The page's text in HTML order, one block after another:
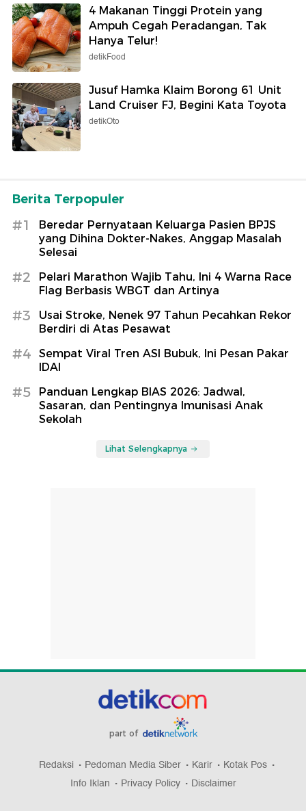
4 Makanan Tinggi Protein yang
Ampuh Cegah Peradangan, Tak
Hanya Telur!
detikFood
Jusuf Hamka Klaim Borong 61 Unit
Land Cruiser FJ, Begini Kata Toyota
detikOto
Berita Terpopuler
#1
Beredar Pernyataan Keluarga Pasien BPJS
yang Dihina Dokter-Nakes, Anggap Masalah
Selesai
#2
Pelari Marathon Wajib Tahu, Ini 4 Warna Race
Flag Berbasis WBGT dan Artinya
#3
Usai Stroke, Nenek 97 Tahun Pecahkan Rekor
Berdiri di Atas Pesawat
#4
Sempat Viral Tren ASI Bubuk, Ini Pesan Pakar
IDAI
#5
Panduan Lengkap BIAS 2026: Jadwal,
Sasaran, dan Pentingnya Imunisasi Anak
Sekolah
Lihat Selengkapnya
part of
Redaksi Pedoman Media Siber Karir
Kotak Pos
Info Iklan
Privacy Policy Disclaimer